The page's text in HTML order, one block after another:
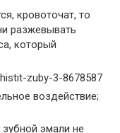
кровоточат, то
разжевывать
который
воздействие;
эмали не